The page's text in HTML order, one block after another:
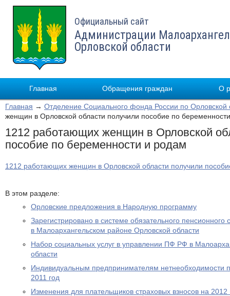
Официальный сайт
Администрации
Орловской области
Главная Обращения граждан О
Главная → Отделение Социального фонда России по Орловской
женщин в Орловской области получили пособие по
1212 работающих женщин в Орловской
пособие по беременности и родам
1212 работающих женщин в Орловской области получили
В этом разделе:
Орловские предложения в Народную программу
Зарегистрировано в системе обязательного
в Малоархангельском районе Орловской области
Набор социальных услуг в управлении ПФ РФ в
области
Индивидуальным предпринимателям нетнеобходимости
2011 год
Изменения для плательщиков страховых взносов на 2012